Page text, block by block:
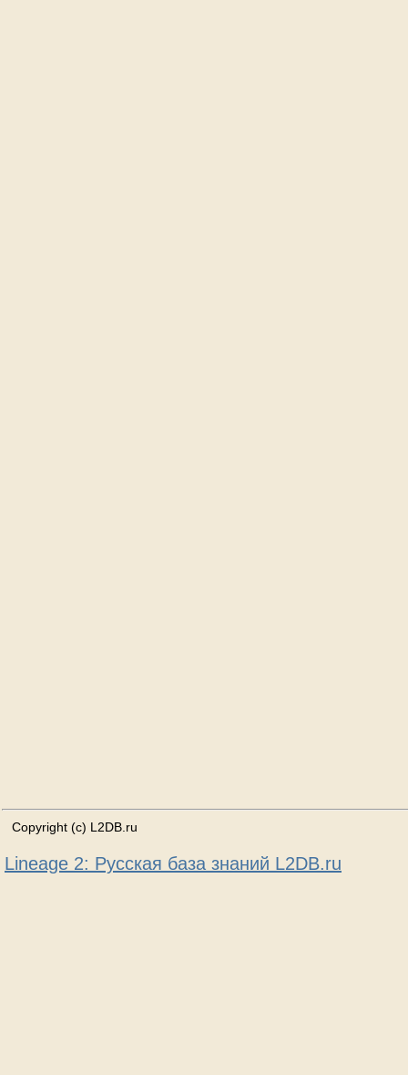
Copyright (c) L2DB.ru
Lineage 2: Русская база знаний L2DB.ru